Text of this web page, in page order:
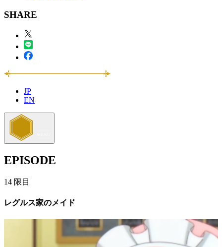
SHARE
JP
EN
EPISODE
14 限目
レグルス家のメイド